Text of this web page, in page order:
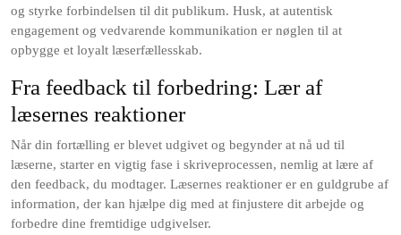
og styrke forbindelsen til dit publikum. Husk, at autentisk
engagement og vedvarende kommunikation er nøglen til at
opbygge et loyalt læserfællesskab.
Fra feedback til forbedring: Lær af
læsernes reaktioner
Når din fortælling er blevet udgivet og begynder at nå ud til
læserne, starter en vigtig fase i skriveprocessen, nemlig at lære af
den feedback, du modtager. Læsernes reaktioner er en guldgrube af
information, der kan hjælpe dig med at finjustere dit arbejde og
forbedre dine fremtidige udgivelser.